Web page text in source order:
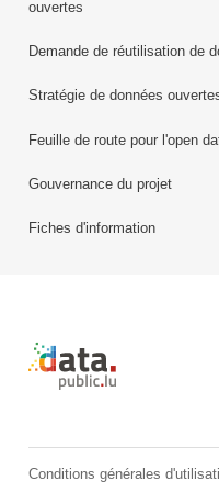
ouvertes
Demande de réutilisation de
Stratégie de données
Feuille de route pour l'open
Gouvernance du projet
Fiches d'information
Retour à l'accueil de
Conditions générales